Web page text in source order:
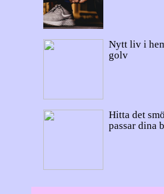
Nytt liv i
golv
Hitta det
passar dina